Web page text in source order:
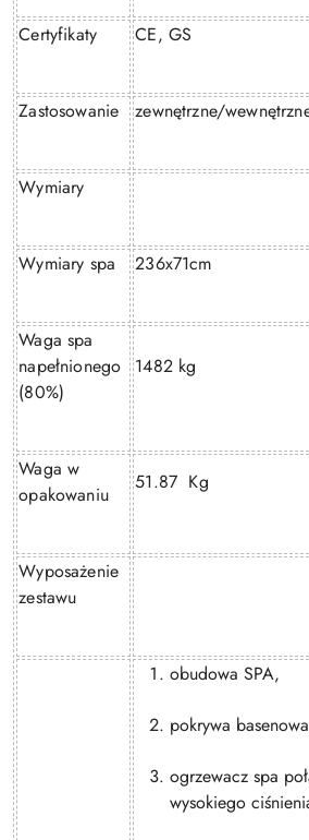
Certyfikaty CE, GS
Zastosowanie zewnętrzne/
Wymiary
Wymiary spa 236x71cm
Waga spa
napełnionego
(80%)
1482 kg
Waga w
opakowaniu
51.87 Kg
Wyposażenie
zestawu
obudowa SPA,
pokrywa
ogrzewacz spa
wysokiego